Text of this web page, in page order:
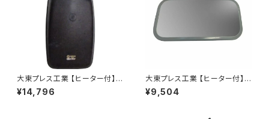
大東プレス工業 【ヒーター付】ハ
イウェイミラー ヒーター付 80
¥14,796
大東プレス工業 【ヒーター付】サ
イドミラー/バックミラーJ08 DI
-7Z
¥9,504